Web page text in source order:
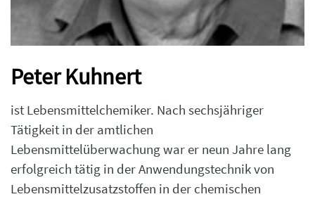
Peter Kuhnert
ist Lebensmittelchemiker. Nach sechsjähriger
Tätigkeit in der amtlichen
Lebensmittelüberwachung war er neun Jahre lang
erfolgreich tätig in der Anwendungstechnik von
Lebensmittelzusatzstoffen in der chemischen